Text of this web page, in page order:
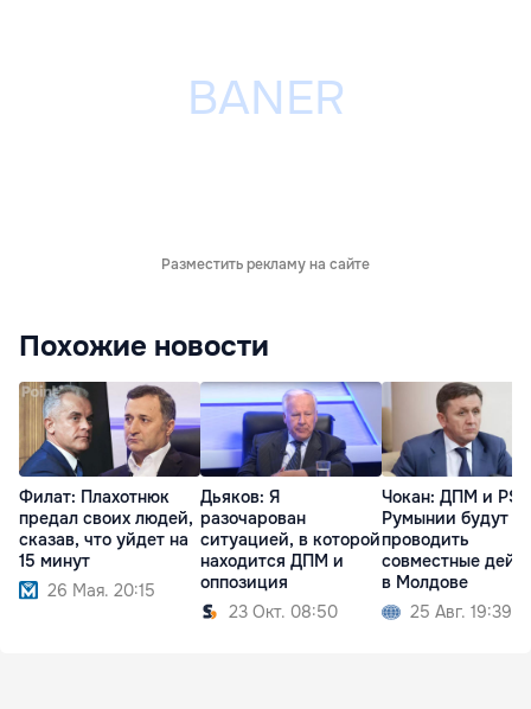
Разместить рекламу на сайте
Похожие новости
Филат: Плахотнюк
предал своих людей,
сказав, что уйдет на
15 минут
26 Мая. 20:15
Дьяков: Я
разочарован
ситуацией, в которой
находится ДПМ и
оппозиция
23 Окт. 08:50
Чокан: ДПМ и PSD
Румынии будут
проводить
совместные
в Молдове
25 Авг. 19:39